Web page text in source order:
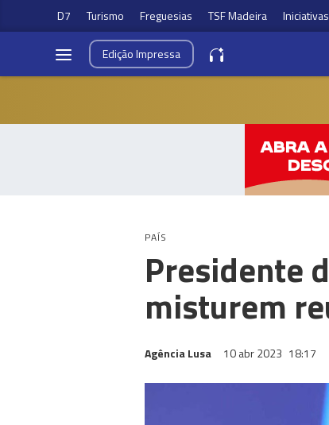
D7 Turismo Freguesias TSF Madeira Iniciativas
EdiçãoImpressa
PAÍS
Presidente
misturem
Agência Lusa 10 abr 2023 18:17